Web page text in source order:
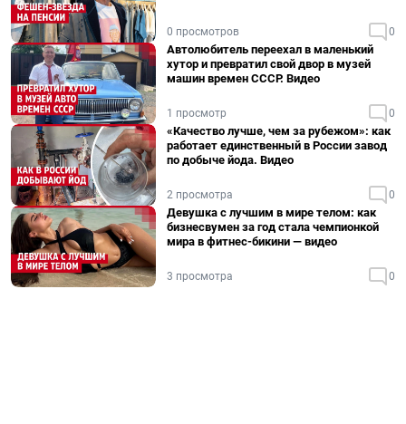
0 просмотров 0
Автолюбитель переехал в маленький
хутор и превратил свой двор в музей
машин времен СССР. Видео
1 просмотр 0
«Качество лучше, чем за рубежом»: как
работает единственный в России завод
по добыче йода. Видео
2 просмотра 0
Девушка с лучшим в мире телом: как
бизнесвумен за год стала чемпионкой
мира в фитнес-бикини — видео
3 просмотра 0